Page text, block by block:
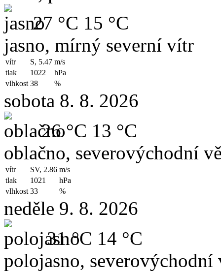
27 °C 15 °C
jasno, mírný severní vítr
vítr S, 5.47 m/s
tlak
1022
hPa
vlhkost 38 %
sobota 8. 8. 2026
26 °C 13 °C
oblačno, severovýchodní
vítr SV, 2.86 m/s
tlak
1021
hPa
vlhkost 33 %
neděle 9. 8. 2026
31 °C 14 °C
polojasno, severovýchodní